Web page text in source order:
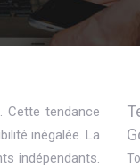
Cette tendance
inégalée. La
indépendants.